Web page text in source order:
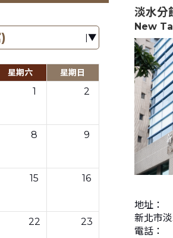
星期六 星期日
1 2
8 9
15 16
22 23
淡水分
New
地址：
新北市
電話：